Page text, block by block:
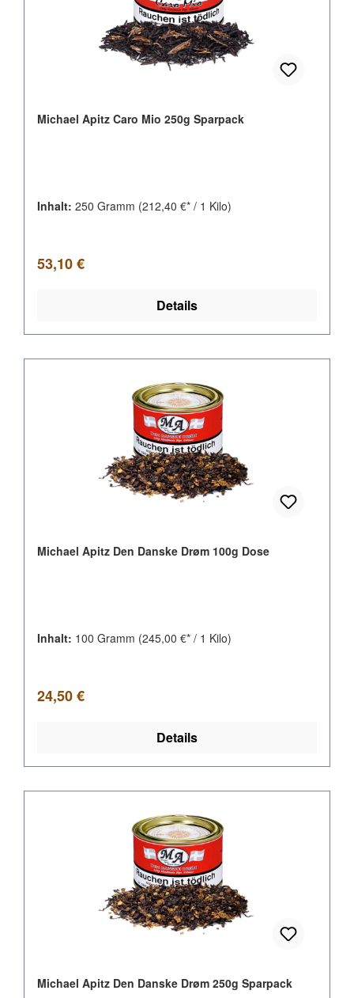
Michael Apitz Caro Mio 250g Sparpack
Inhalt: 250 Gramm (212,40 €* / 1 Kilo)
Regulärer Preis:
53,10 €
Details
Michael Apitz Den Danske Drøm 100g Dose
Inhalt: 100 Gramm (245,00 €* / 1 Kilo)
Regulärer Preis:
24,50 €
Details
Michael Apitz Den Danske Drøm 250g Sparpack